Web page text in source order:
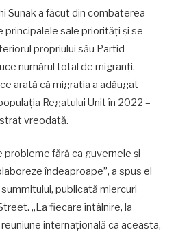
Sunak a făcut din combaterea
principalele sale priorități și se
propriului său Partid
numărul total de migranți.
arată că migrația a adăugat
Regatului Unit în 2022 –
vreodată.
fără ca guvernele și
îndeaproape”, a spus el
publicată miercuri
„La fiecare întâlnire, la
internațională ca aceasta,